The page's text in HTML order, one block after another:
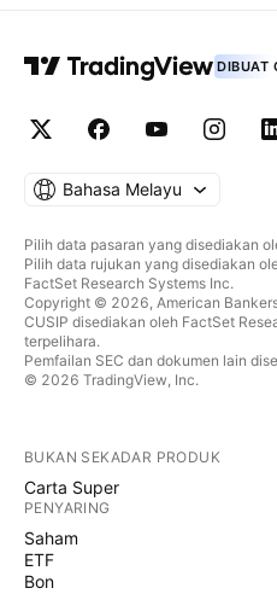
DIBUAT
Bahasa Melayu
Pilih data pasaran yang disediakan
Pilih data rujukan yang disediakan
FactSet Research Systems Inc.
Copyright © 2026, American
CUSIP disediakan oleh FactSet
terpelihara.
Pemfailan SEC dan dokumen lain
© 2026 TradingView, Inc.
BUKAN SEKADAR PRODUK
Carta Super
PENYARING
Saham
ETF
Bon